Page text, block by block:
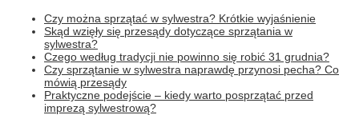
Czy można sprzątać w sylwestra? Krótkie wyjaśnienie
Skąd wzięły się przesądy dotyczące sprzątania w
sylwestra?
Czego według tradycji nie powinno się robić 31 grudnia?
Czy sprzątanie w sylwestra naprawdę przynosi pecha? Co
mówią przesądy
Praktyczne podejście – kiedy warto posprzątać przed
imprezą sylwestrową?